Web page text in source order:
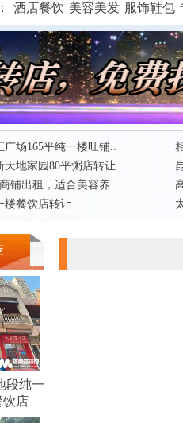
酒店餐饮 美容美发 服饰鞋包
广场165平纯一楼旺铺..
天地家园80平粥店转让
铺出租，适合美容养..
楼餐饮店转让
段纯一
饮店